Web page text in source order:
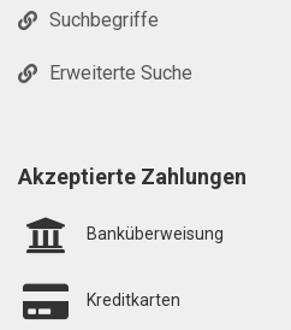
Suchbegriffe
Erweiterte Suche
Akzeptierte Zahlungen
Banküberweisung
Kreditkarten